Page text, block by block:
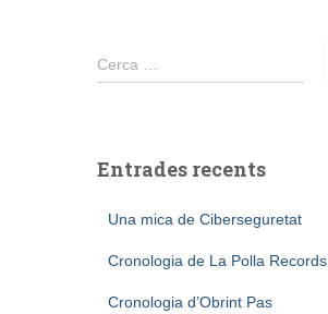
Cerca:
Cerca …
Entrades recents
Una mica de Ciberseguretat
Cronologia de La Polla Records
Cronologia d’Obrint Pas